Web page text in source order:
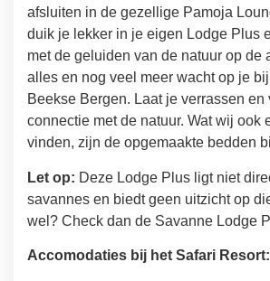
afsluiten in de gezellige Pamoja
duik je lekker in je eigen Lodge Plus
met de geluiden van de natuur op de
alles en nog veel meer wacht op je
Beekse Bergen. Laat je verrassen en
connectie met de natuur. Wat wij ook
vinden, zijn de opgemaakte bedden
Let op: Deze Lodge Plus ligt niet
savannes en biedt geen uitzicht op
wel? Check dan de Savanne Lodge
Accomodaties bij het Safari Resort: